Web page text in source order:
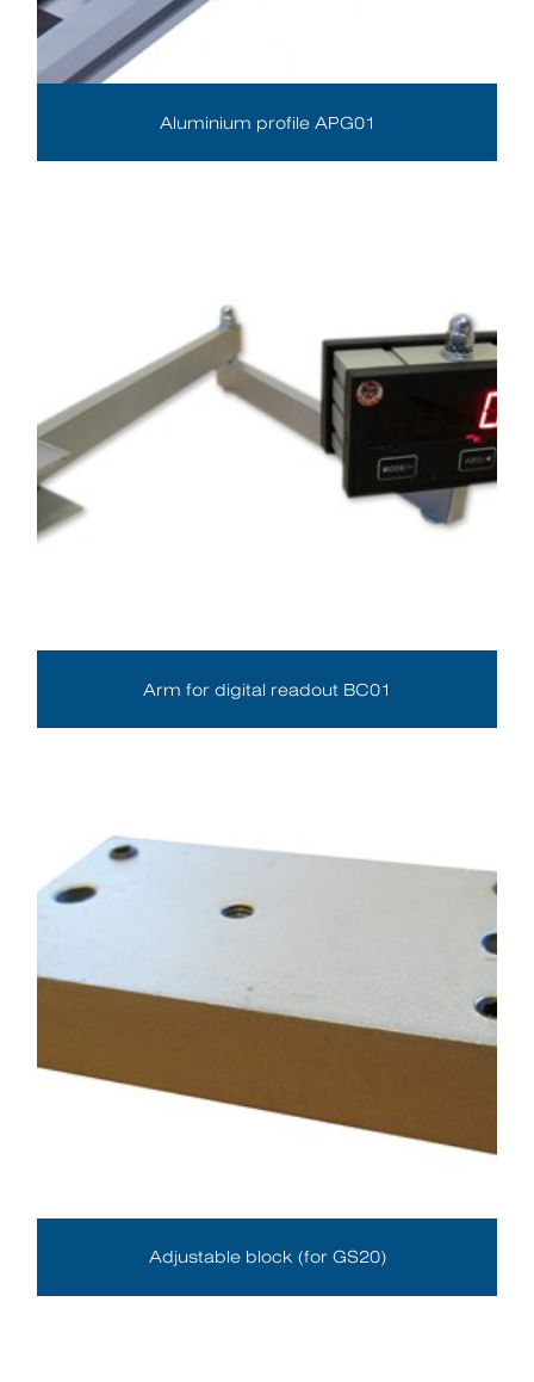
Aluminium profile APG01
Arm for digital readout BC01
Adjustable block (for GS20)